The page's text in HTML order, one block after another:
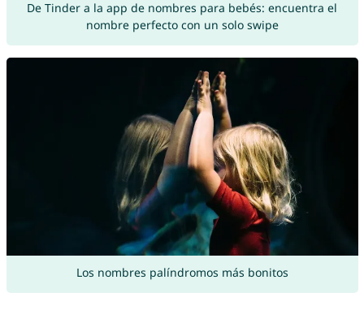
De Tinder a la app de nombres para bebés: encuentra el
nombre perfecto con un solo swipe
Los nombres palíndromos más bonitos